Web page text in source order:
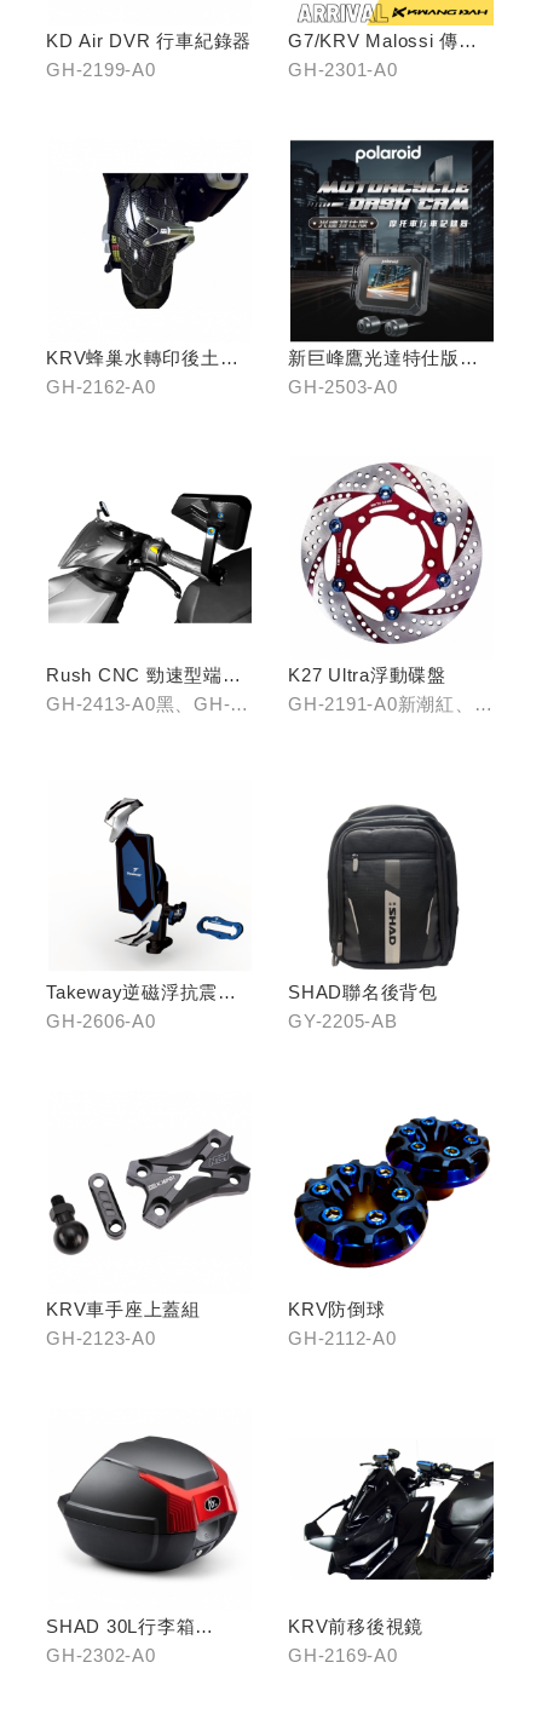
KD Air DVR 行車紀錄器
GH-2199-A0
G7/KRV Malossi 傳動
前組
GH-2301-A0
KRV蜂巢水轉印後土除
(鈦灰色)
GH-2162-A0
新巨峰鷹光達特仕版行
車紀錄器
GH-2503-A0
Rush CNC 勁速型端子
藍鏡(黑/銀/鈦)
GH-2413-A0黑、GH-
K27 Ultra浮動碟盤
GH-2191-A0新潮紅、
Takeway逆磁浮抗震手
機架
GH-2606-A0
SHAD聯名後背包
GY-2205-AB
KRV車手座上蓋組
GH-2123-A0
KRV防倒球
GH-2112-A0
SHAD 30L行李箱
(KYMCO專屬款)
GH-2302-A0
KRV前移後視鏡
GH-2169-A0